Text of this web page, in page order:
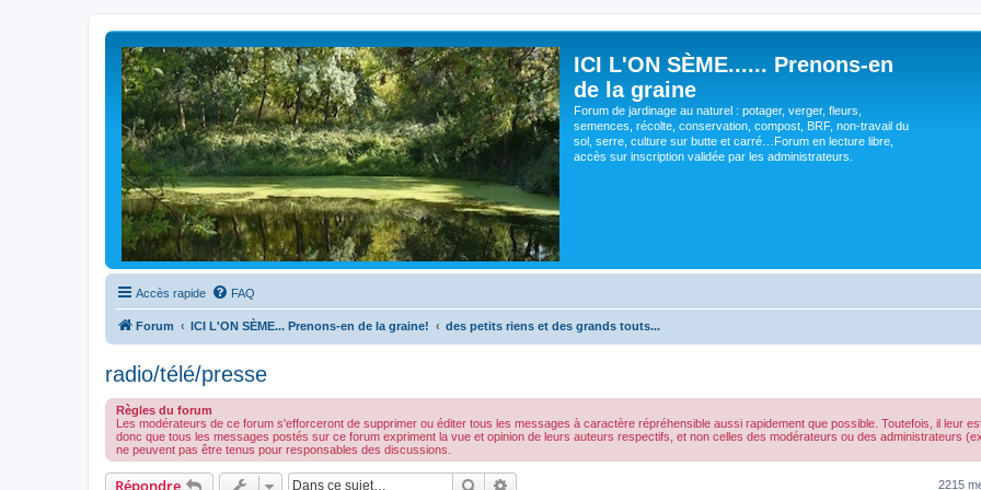
ICI L'ON SÈME...... Prenons-en
de la graine
Forum de jardinage au naturel : potager, verger, fleurs,
semences, récolte, conservation, compost, BRF, non-travail du
sol, serre, culture sur butte et carré…Forum en lecture libre,
accès sur inscription validée par les administrateurs.
Accès rapide FAQ
Forum ICI L'ON SÈME... Prenons-en de la graine! des petits riens et des grands touts...
radio/télé/presse
Règles du forum
Les modérateurs de ce forum s'efforceront de supprimer ou éditer tous les messages à caractère répréhensible aussi rapidement que possible. Toutefois, il leur
donc que tous les messages postés sur ce forum expriment la vue et opinion de leurs auteurs respectifs, et non celles des modérateurs ou des administrateurs
ne peuvent pas être tenus pour responsables des discussions.
Répondre Rechercher 2215